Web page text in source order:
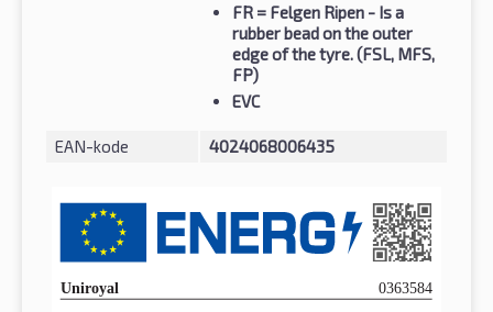
FR = Felgen Ripen - Is a
rubber bead on the outer
edge of the tyre. (FSL, MFS,
FP)
EVC
EAN-kode 4024068006435